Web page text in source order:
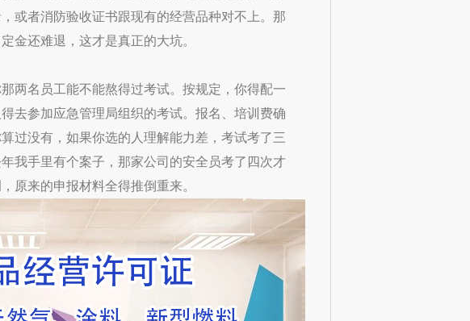
或者消防验收证书跟现有的经营品种对不上。那
金还难退，这才是真正的大坑。
两名员工能不能熬得过考试。按规定，你得配一
去参加应急管理局组织的考试。报名、培训费确
过没有，如果你选的人理解能力差，考试考了三
我手里有个案子，那家公司的安全员考了四次才
原来的申报材料全得推倒重来。